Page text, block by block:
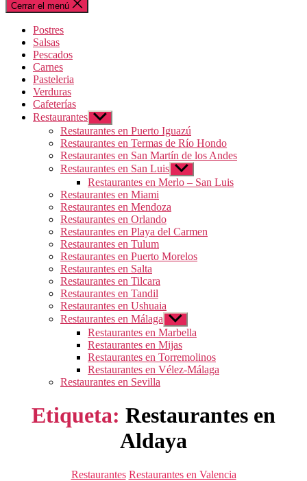
Cerrar el menú
Postres
Salsas
Pescados
Carnes
Pasteleria
Verduras
Cafeterías
Restaurantes Mostrar
el
submenú
Restaurantes en Puerto Iguazú
Restaurantes en Termas de Río Hondo
Restaurantes en San Martín de los Andes
Restaurantes en San Luis Mostrar
el
submenú
Restaurantes en Merlo – San Luis
Restaurantes en Miami
Restaurantes en Mendoza
Restaurantes en Orlando
Restaurantes en Playa del Carmen
Restaurantes en Tulum
Restaurantes en Puerto Morelos
Restaurantes en Salta
Restaurantes en Tilcara
Restaurantes en Tandil
Restaurantes en Ushuaia
Restaurantes en Málaga Mostrar
el
submenú
Restaurantes en Marbella
Restaurantes en Mijas
Restaurantes en Torremolinos
Restaurantes en Vélez-Málaga
Restaurantes en Sevilla
Etiqueta: Restaurantes en
Aldaya
Categorías
Restaurantes Restaurantes en Valencia